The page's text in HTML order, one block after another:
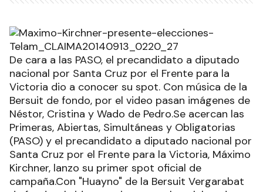
De cara a las PASO, el precandidato a diputado
nacional por Santa Cruz por el Frente para la
Victoria dio a conocer su spot. Con música de la
Bersuit de fondo, por el video pasan imágenes de
Néstor, Cristina y Wado de Pedro.Se acercan las
Primeras, Abiertas, Simultáneas y Obligatorias
(PASO) y el precandidato a diputado nacional por
Santa Cruz por el Frente para la Victoria, Máximo
Kirchner, lanzo su primer spot oficial de
campaña.Con "Huayno" de la Bersuit Vergarabat